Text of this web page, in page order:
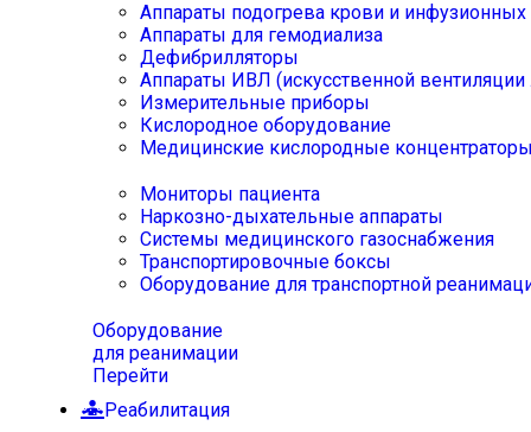
Аппараты подогрева крови и инфузионных
Аппараты для гемодиализа
Дефибрилляторы
Аппараты ИВЛ (искусственной вентиляции
Измерительные приборы
Кислородное оборудование
Медицинские кислородные
Мониторы пациента
Наркозно-дыхательные аппараты
Системы медицинского газоснабжения
Транспортировочные боксы
Оборудование для транспортной
Оборудование
для реанимации
Перейти
Реабилитация